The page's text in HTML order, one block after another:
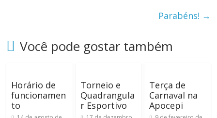
Parabéns! →
Você pode gostar também
Horário de
funcionamen
to
Torneio e
Quadrangula
r Esportivo
Terça de
Carnaval na
Apocepi